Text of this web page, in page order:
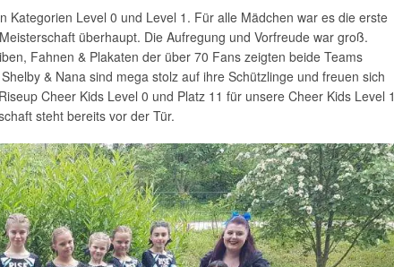
Kategorien Level 0 und Level 1. Für alle Mädchen war es die erste
überhaupt. Die Aufregung und Vorfreude war groß.
Fahnen & Plakaten der über 70 Fans zeigten beide Teams
& Nana sind mega stolz auf ihre Schützlinge und freuen sich
Cheer Kids Level 0 und Platz 11 für unsere Cheer Kids Level 1
steht bereits vor der Tür.